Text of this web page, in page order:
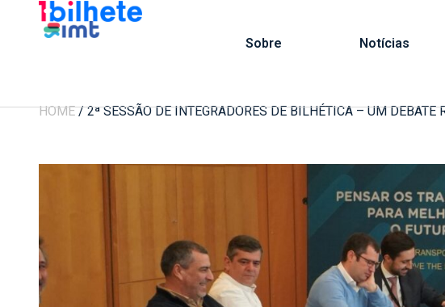
Sobre Notícias
HOME/2ª SESSÃO DE INTEGRADORES DE BILHÉTICA – UM DEBATE